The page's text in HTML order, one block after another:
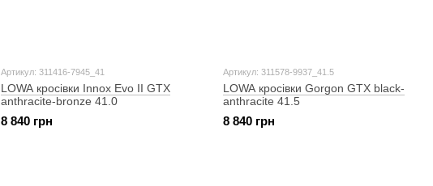
Артикул: 311416-7945_41
LOWA кросівки Innox Evo II GTX
anthracite-bronze 41.0
8 840 грн
Артикул: 311578-9937_41.5
LOWA кросівки Gorgon GTX black-
anthracite 41.5
8 840 грн